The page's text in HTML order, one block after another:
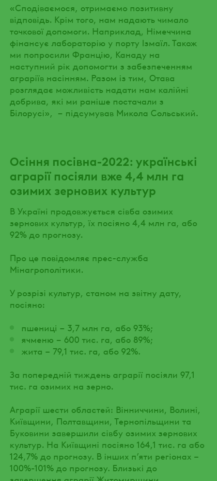
«Сподіваємося, отримаємо позитивну
відповідь. Крім того, нам надають чимало
точкової допомоги. Наприклад, Німеччина
фінансує лабораторію у порту Ізмаїл. Також
ми попросили Францію, Канаду на
наступний рік допомогти з забезпеченням
аграріїв насінням. Разом із тим, Отава
розглядає можливість надати нам калійні
добрива, які ми раніше постачали з
Білорусі», – підсумував Микола Сольський.
Осіння посівна-2022: українські
аграрії посіяли вже 4,4 млн га
озимих зернових культур
В Україні продовжується сівба озимих
зернових культур, їх посіяно 4,4 млн га, або
92% до прогнозу.
Про це повідомляє прес-служба
Мінагрополітики.
У розрізі культур, станом на звітну дату,
посіяно:
пшениці – 3,7 млн га, або 93%;
ячменю – 600 тис. га, або 89%;
жита – 79,1 тис. га, або 92%.
За попередній тиждень аграрії посіяли 97,1
тис. га озимих на зерно.
Аграрії шести областей: Вінниччини, Волині,
Київщини, Полтавщини, Тернопільщини та
Буковини завершили сівбу озимих зернових
культур. На Київщині посіяно 164,1 тис. га або
124,7% до прогнозу. В інших п’яти регіонах –
100%-101% до прогнозу. Близькі до